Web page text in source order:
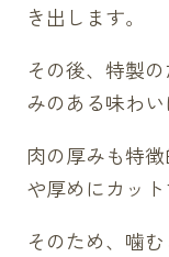
き出します。
その後、特製
みのある味わい
肉の厚みも特
や厚めにカット
そのため、噛